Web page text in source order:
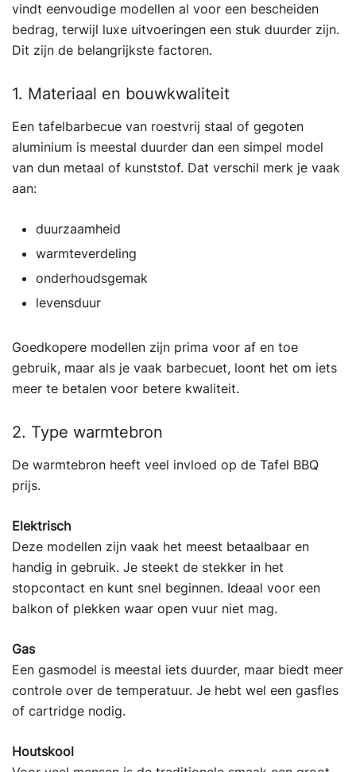
vindt eenvoudige modellen al voor een bescheiden
bedrag, terwijl luxe uitvoeringen een stuk duurder zijn.
Dit zijn de belangrijkste factoren.
1. Materiaal en bouwkwaliteit
Een tafelbarbecue van roestvrij staal of gegoten
aluminium is meestal duurder dan een simpel model
van dun metaal of kunststof. Dat verschil merk je vaak
aan:
duurzaamheid
warmteverdeling
onderhoudsgemak
levensduur
Goedkopere modellen zijn prima voor af en toe
gebruik, maar als je vaak barbecuet, loont het om iets
meer te betalen voor betere kwaliteit.
2. Type warmtebron
De warmtebron heeft veel invloed op de Tafel BBQ
prijs.
Elektrisch
Deze modellen zijn vaak het meest betaalbaar en
handig in gebruik. Je steekt de stekker in het
stopcontact en kunt snel beginnen. Ideaal voor een
balkon of plekken waar open vuur niet mag.
Gas
Een gasmodel is meestal iets duurder, maar biedt meer
controle over de temperatuur. Je hebt wel een gasfles
of cartridge nodig.
Houtskool